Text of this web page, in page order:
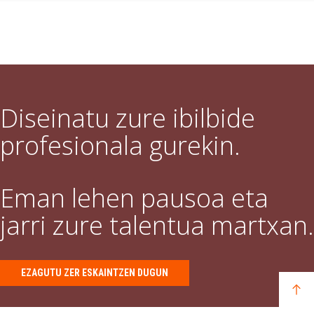
Diseinatu zure ibilbide
profesionala gurekin.
Eman lehen pausoa eta
jarri zure talentua martxan.
EZAGUTU ZER ESKAINTZEN DUGUN